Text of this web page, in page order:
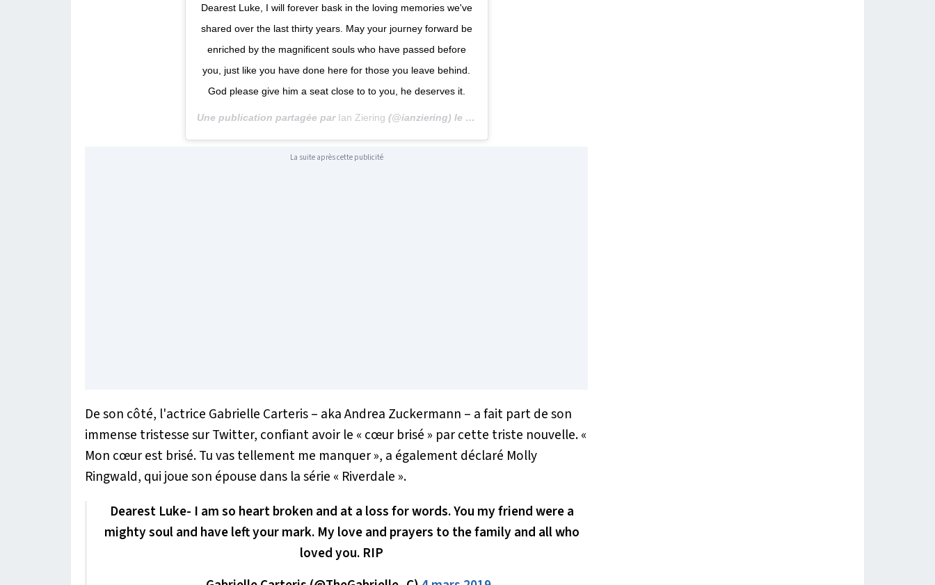
Dearest Luke, I will forever bask in the loving memories we've
shared over the last thirty years. May your journey forward be
enriched by the magnificent souls who have passed before
you, just like you have done here for those you leave behind.
God please give him a seat close to to you, he deserves it.
Une publication partagée par Ian Ziering (@ianziering) le 4 Mars 2019 à 10 :31 PST
La suite après cette publicité
De son côté, l'actrice Gabrielle Carteris – aka Andrea Zuckermann – a fait part de son
immense tristesse sur Twitter, confiant avoir le « cœur brisé » par cette triste nouvelle. «
Mon cœur est brisé. Tu vas tellement me manquer», a également déclaré Molly
Ringwald, qui joue son épouse dans la série « Riverdale ».
Dearest Luke- I am so heart broken and at a loss for words. You my friend were a
mighty soul and have left your mark. My love and prayers to the family and all who
loved you. RIP